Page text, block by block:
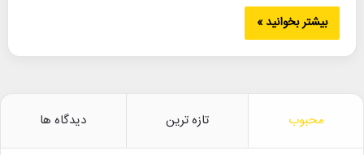
بیشتر بخوانید »
محبوب تازه ترین دیدگاه ها